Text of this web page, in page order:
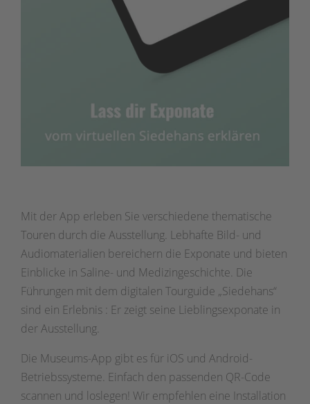
Mit der App erleben Sie verschiedene thematische
Touren durch die Ausstellung. Lebhafte Bild- und
Audiomaterialien bereichern die Exponate und bieten
Einblicke in Saline- und Medizingeschichte. Die
Führungen mit dem digitalen Tourguide „Siedehans“
sind ein Erlebnis : Er zeigt seine Lieblingsexponate in
der Ausstellung.
Die Museums-App gibt es für iOS und Android-
Betriebssysteme. Einfach den passenden QR-Code
scannen und loslegen! Wir empfehlen eine Installation